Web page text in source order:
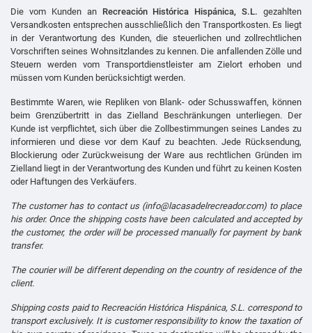
Die vom Kunden an Recreación Histórica Hispánica, S.L. gezahlten
Versandkosten entsprechen ausschließlich den Transportkosten. Es liegt
in der Verantwortung des Kunden, die steuerlichen und zollrechtlichen
Vorschriften seines Wohnsitzlandes zu kennen. Die anfallenden Zölle und
Steuern werden vom Transportdienstleister am Zielort erhoben und
müssen vom Kunden berücksichtigt werden.
Bestimmte Waren, wie Repliken von Blank- oder Schusswaffen, können
beim Grenzübertritt in das Zielland Beschränkungen unterliegen. Der
Kunde ist verpflichtet, sich über die Zollbestimmungen seines Landes zu
informieren und diese vor dem Kauf zu beachten. Jede Rücksendung,
Blockierung oder Zurückweisung der Ware aus rechtlichen Gründen im
Zielland liegt in der Verantwortung des Kunden und führt zu keinen Kosten
oder Haftungen des Verkäufers.
The customer has to contact us (info@lacasadelrecreador.com) to place
his order. Once the shipping costs have been calculated and accepted by
the customer, the order will be processed manually for payment by bank
transfer.
The courier will be different depending on the country of residence of the
client.
Shipping costs paid to Recreación Histórica Hispánica, S.L. correspond to
transport exclusively. It is customer responsibility to know the taxation of